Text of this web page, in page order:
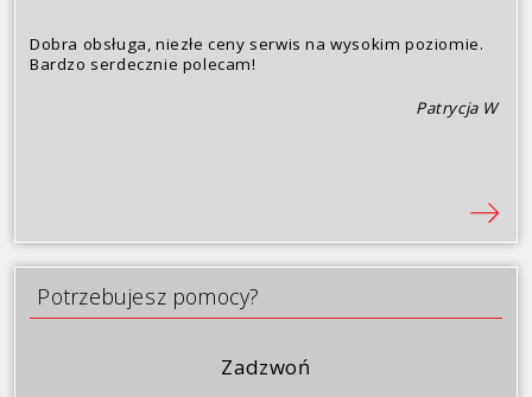
Volvo
Blog
Dobra obsługa, niezłe ceny serwis na wysokim poziomie.
Bardzo serdecznie polecam!
Patrycja W
Potrzebujesz pomocy?
Zadzwoń